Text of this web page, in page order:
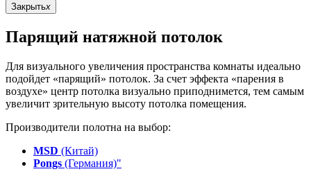
Закрытьx
Парящий натяжной потолок
Для визуального увеличения пространства комнаты идеально
подойдет «парящий» потолок. За счет эффекта «парения в
воздухе» центр потолка визуально приподнимется, тем самым
увеличит зрительную высоту потолка помещения.
Производители полотна на выбор:
MSD (Китай)
Pongs (Германия)"